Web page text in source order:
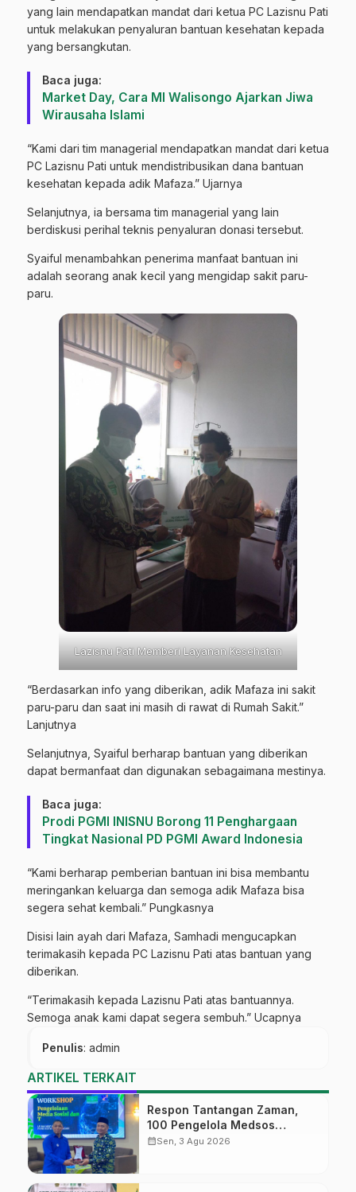
yang lain mendapatkan mandat dari ketua PC Lazisnu Pati
untuk melakukan penyaluran bantuan kesehatan kepada
yang bersangkutan.
Baca juga:
Market Day, Cara MI Walisongo Ajarkan Jiwa
Wirausaha Islami
“Kami dari tim managerial mendapatkan mandat dari ketua
PC Lazisnu Pati untuk mendistribusikan dana bantuan
kesehatan kepada adik Mafaza.” Ujarnya
Selanjutnya, ia bersama tim managerial yang lain
berdiskusi perihal teknis penyaluran donasi tersebut.
Syaiful menambahkan penerima manfaat bantuan ini
adalah seorang anak kecil yang mengidap sakit paru-
paru.
Lazisnu Pati Memberi Layanan Kesehatan
“Berdasarkan info yang diberikan, adik Mafaza ini sakit
paru-paru dan saat ini masih di rawat di Rumah Sakit.”
Lanjutnya
Selanjutnya, Syaiful berharap bantuan yang diberikan
dapat bermanfaat dan digunakan sebagaimana mestinya.
Baca juga:
Prodi PGMI INISNU Borong 11 Penghargaan
Tingkat Nasional PD PGMI Award Indonesia
“Kami berharap pemberian bantuan ini bisa membantu
meringankan keluarga dan semoga adik Mafaza bisa
segera sehat kembali.” Pungkasnya
Disisi lain ayah dari Mafaza, Samhadi mengucapkan
terimakasih kepada PC Lazisnu Pati atas bantuan yang
diberikan.
“Terimakasih kepada Lazisnu Pati atas bantuannya.
Semoga anak kami dapat segera sembuh.” Ucapnya
Penulis: admin
ARTIKEL TERKAIT
Respon Tantangan Zaman,
100 Pengelola Medsos
Sekolah Ma’arif Pekalongan
calendar_monthSen, 3 Agu 2026